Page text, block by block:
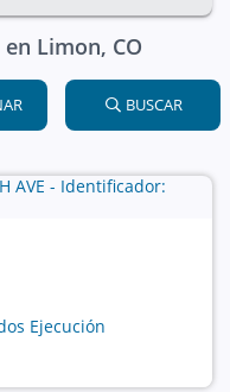
Limon, CO
BUSCAR
Ejecución